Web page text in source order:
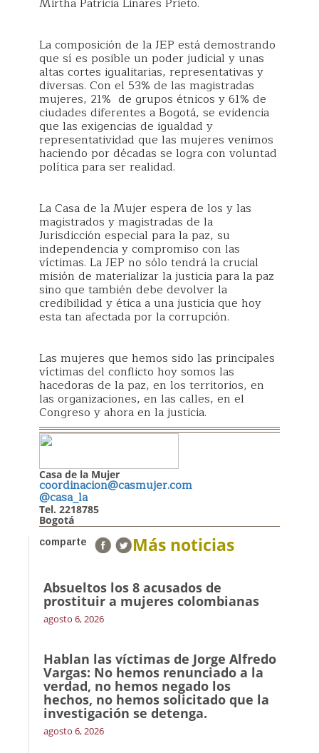
La composición de la JEP está demostrando
que sí es posible un poder judicial y unas
altas cortes igualitarias, representativas y
diversas. Con el 53% de las magistradas
mujeres, 21% de grupos étnicos y 61% de
ciudades diferentes a Bogotá, se evidencia
que las exigencias de igualdad y
representatividad que las mujeres venimos
haciendo por décadas se logra con voluntad
política para ser realidad.
La Casa de la Mujer espera de los y las
magistrados y magistradas de la
Jurisdicción especial para la paz, su
independencia y compromiso con las
víctimas. La JEP no sólo tendrá la crucial
misión de materializar la justicia para la paz
sino que también debe devolver la
credibilidad y ética a una justicia que hoy
esta tan afectada por la corrupción.
Las mujeres que hemos sido las principales
víctimas del conflicto hoy somos las
hacedoras de la paz, en los territorios, en
las organizaciones, en las calles, en el
Congreso y ahora en la justicia.
Casa de la Mujer
coordinacion@casmujer.com
@casa_la
Tel. 2218785
Bogotá
comparte Más noticias
Absueltos los 8 acusados de
prostituir a mujeres colombianas
agosto 6, 2026
Hablan las víctimas de Jorge Alfredo
Vargas: No hemos renunciado a la
verdad, no hemos negado los
hechos, no hemos solicitado que la
investigación se detenga.
agosto 6, 2026